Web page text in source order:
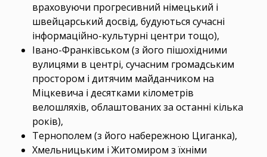
враховуючи прогресивний німецький і
швейцарський досвід, будуються сучасні
інформаційно-культурні центри тощо),
Івано-Франківськом (з його пішохідними
вулицями в центрі, сучасним громадським
простором і дитячим майданчиком на
Міцкевича і десятками кілометрів
велошляхів, облаштованих за останні кілька
років),
Тернополем (з його набережною Циганка),
Хмельницьким і Житомиром з їхніми